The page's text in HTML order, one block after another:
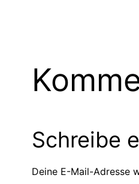
Schreibe
Deine E-Mail-Adresse